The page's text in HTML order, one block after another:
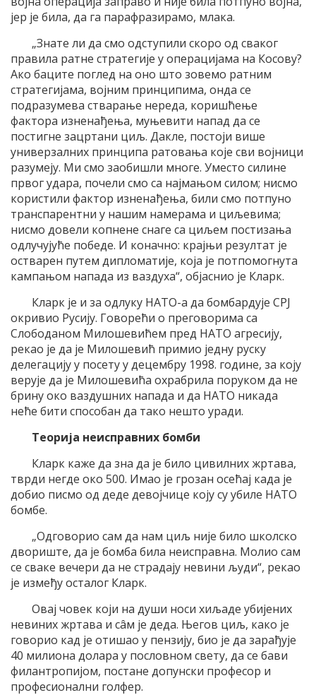
јер је била, да га парафразирамо, млака.
„Знате ли да смо одступили скоро од сваког
правила ратне стратегије у операцијама на Косову?
Ако баците поглед на оно што зовемо ратним
стратегијама, војним принципима, онда се
подразумева стварање нереда, коришћење
фактора изненађења, муњевити напад да се
постигне зацртани циљ. Дакле, постоји више
универзалних принципа ратовања које сви војници
разумеју. Ми смо заобишли многе. Уместо силине
првог удара, почели смо са најмањом силом; нисмо
користили фактор изненађења, били смо потпуно
транспарентни у нашим намерама и циљевима;
нисмо довели копнене снаге са циљем постизања
одлучујуће победе. И коначно: крајњи резултат је
остварен путем дипломатије, која је потпомогнута
кампањом напада из ваздуха“, објаснио је Кларк.
Кларк је и за одлуку НАТО-а да бомбардује СРЈ
окривио Русију. Говорећи о преговорима са
Слободаном Милошевићем пред НАТО агресију,
рекао је да је Милошевић примио једну руску
делегацију у посету у децембру 1998. године, за коју
верује да је Милошевића охрабрила поруком да не
брину око ваздушних напада и да НАТО никада
неће бити способан да тако нешто уради.
Теорија неисправних бомби
Кларк каже да зна да је било цивилних жртава,
тврди негде око 500. Имао је грозан осећај када је
добио писмо од деде девојчице коју су убиле НАТО
бомбе.
„Одговорио сам да нам циљ није било школско
двориште, да је бомба била неисправна. Молио сам
се сваке вечери да не страдају невини људи“, рекaо
је између осталог Кларк.
Овај човек који на души носи хиљаде убијених
невиних жртава и сâм је деда. Његов циљ, како је
говорио кад је отишао у пензију, био је да зарађује
40 милиона долара у пословном свету, да се бави
филантропијом, постане допунски професор и
професионални голфер.